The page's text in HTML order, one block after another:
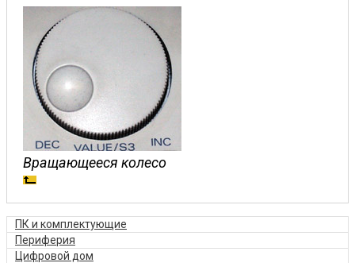
Вращающееся колесо
ПК и комплектующие
Периферия
Цифровой дом